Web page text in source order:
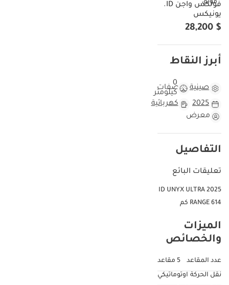
فولكس واجن ID.
يونيكس
$ 28,200
أبرز النقاط
صينية مواصفات
0
كيلومتر
2025
كهربائية
معرض
التفاصيل
تعليقات البائع
2025 ID UNYX ULTRA
RANGE 614 كم
الميزات
والخصائص
عدد المقاعد
5 مقاعد
نقل الحركة اوتوماتيكي